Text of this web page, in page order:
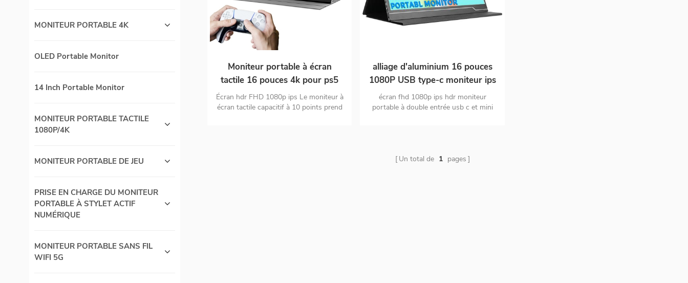
Moniteur portable à écran
tactile 16 pouces 4k pour ps5
support mac touch
Écran hdr FHD 1080p ips Le moniteur à
écran tactile capacitif à 10 points prend
alliage d'aluminium 16 pouces
1080P USB type-c moniteur ips
portable de jeu PC
écran fhd 1080p ips hdr moniteur
portable à double entrée usb c et mini
Un total de 1 pages
MONITEUR PORTABLE 4K
OLED Portable Monitor
14 Inch Portable Monitor
MONITEUR PORTABLE TACTILE
1080P/4K
MONITEUR PORTABLE DE JEU
PRISE EN CHARGE DU MONITEUR
PORTABLE À STYLET ACTIF
NUMÉRIQUE
MONITEUR PORTABLE SANS FIL
WIFI 5G